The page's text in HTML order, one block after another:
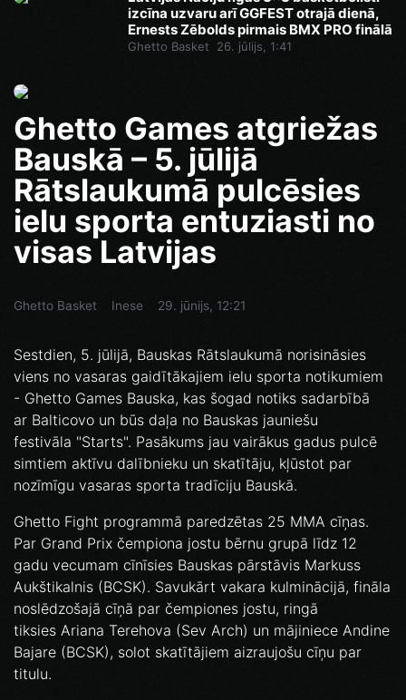
izcīna uzvaru arī GGFEST otrajā dienā,
Ernests Zēbolds pirmais BMX PRO finālā
Ghetto Basket 26. jūlijs, 1:41
Ghetto Games atgriežas
Bauskā – 5. jūlijā
Rātslaukumā pulcēsies
ielu sporta entuziasti no
visas Latvijas
Ghetto Basket Inese 29. jūnijs, 12:21
Sestdien, 5. jūlijā, Bauskas Rātslaukumā norisināsies
viens no vasaras gaidītākajiem ielu sporta notikumiem
- Ghetto Games Bauska, kas šogad notiks sadarbībā
ar Balticovo un būs daļa no Bauskas jauniešu
festivāla "Starts". Pasākums jau vairākus gadus pulcē
simtiem aktīvu dalībnieku un skatītāju, kļūstot par
nozīmīgu vasaras sporta tradīciju Bauskā.
Ghetto Fight programmā paredzētas 25 MMA cīņas.
Par Grand Prix čempiona jostu bērnu grupā līdz 12
gadu vecumam cīnīsies Bauskas pārstāvis Markuss
Aukštikalnis (BCSK). Savukārt vakara kulminācijā, fināla
noslēdzošajā cīņā par čempiones jostu, ringā
tiksies Ariana Terehova (Sev Arch) un mājiniece Andine
Bajare (BCSK), solot skatītājiem aizraujošu cīņu par
titulu.